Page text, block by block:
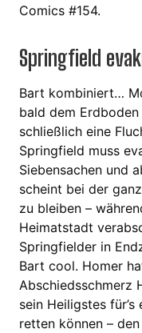
Comics #154.
Springfield
Bart kombiniert…
bald dem
schließlich eine
Springfield muss
Siebensachen und
scheint bei der
zu bleiben –
Heimatstadt
Springfielder in
Bart cool. Homer
Abschiedsschmerz
sein Heiligstes
retten können –